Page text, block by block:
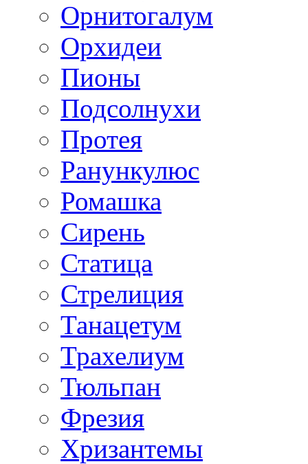
Орнитогалум
Орхидеи
Пионы
Подсолнухи
Протея
Ранункулюс
Ромашка
Сирень
Статица
Стрелиция
Танацетум
Трахелиум
Тюльпан
Фрезия
Хризантемы